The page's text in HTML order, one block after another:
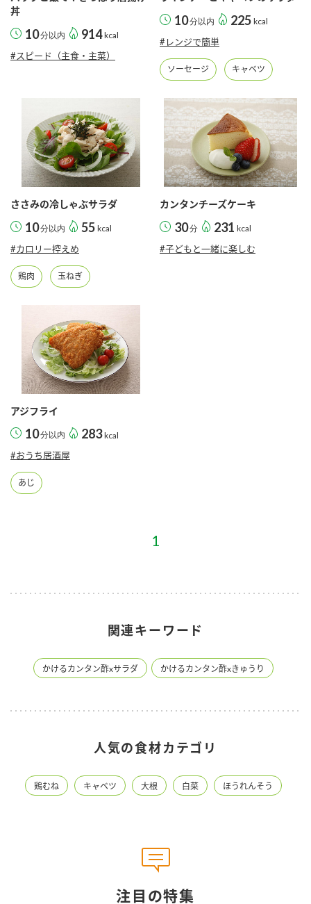
丼
10分以内 914 kcal
#スピード（主食・主菜）
10分以内 225 kcal
#レンジで簡単
ソーセージ キャベツ
ささみの冷しゃぶサラダ
10分以内 55 kcal
#カロリー控えめ
鶏肉 玉ねぎ
カンタンチーズケーキ
30分 231 kcal
#子どもと一緒に楽しむ
アジフライ
10分以内 283 kcal
#おうち居酒屋
あじ
1
関連キーワード
かけるカンタン酢xサラダ かけるカンタン酢xきゅうり
人気の食材カテゴリ
鶏むね キャベツ 大根 白菜 ほうれんそう
注目の特集